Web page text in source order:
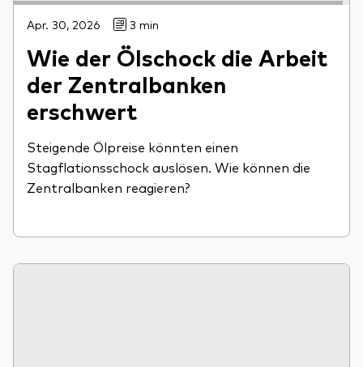
Apr. 30, 2026 3 min
Wie der Ölschock die Arbeit
der Zentralbanken
erschwert
Steigende Ölpreise könnten einen
Stagflationsschock auslösen. Wie können die
Zentralbanken reagieren?